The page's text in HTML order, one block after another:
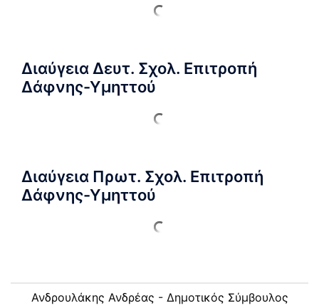
Διαύγεια Δευτ. Σχολ. Επιτροπή
Δάφνης-Υμηττού
Διαύγεια Πρωτ. Σχολ. Επιτροπή
Δάφνης-Υμηττού
Ανδρουλάκης Ανδρέας - Δημοτικός Σύμβουλος